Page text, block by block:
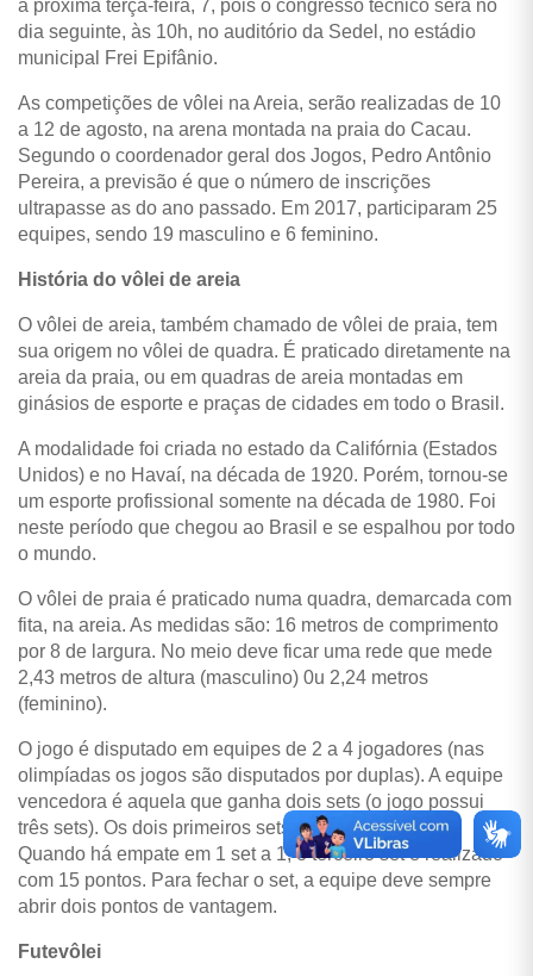
a próxima terça-feira, 7, pois o congresso técnico será no
dia seguinte, às 10h, no auditório da Sedel, no estádio
municipal Frei Epifânio.
As competições de vôlei na Areia, serão realizadas de 10
a 12 de agosto, na arena montada na praia do Cacau.
Segundo o coordenador geral dos Jogos, Pedro Antônio
Pereira, a previsão é que o número de inscrições
ultrapasse as do ano passado. Em 2017, participaram 25
equipes, sendo 19 masculino e 6 feminino.
História do vôlei de areia
O vôlei de areia, também chamado de vôlei de praia, tem
sua origem no vôlei de quadra. É praticado diretamente na
areia da praia, ou em quadras de areia montadas em
ginásios de esporte e praças de cidades em todo o Brasil.
A modalidade foi criada no estado da Califórnia (Estados
Unidos) e no Havaí, na década de 1920. Porém, tornou-se
um esporte profissional somente na década de 1980. Foi
neste período que chegou ao Brasil e se espalhou por todo
o mundo.
O vôlei de praia é praticado numa quadra, demarcada com
fita, na areia. As medidas são: 16 metros de comprimento
por 8 de largura. No meio deve ficar uma rede que mede
2,43 metros de altura (masculino) 0u 2,24 metros
(feminino).
O jogo é disputado em equipes de 2 a 4 jogadores (nas
olimpíadas os jogos são disputados por duplas). A equipe
vencedora é aquela que ganha dois sets (o jogo possui
três sets). Os dois primeiros sets vão até 21 pontos.
Quando há empate em 1 set a 1, o terceiro set é realizado
com 15 pontos. Para fechar o set, a equipe deve sempre
abrir dois pontos de vantagem.
Futevôlei